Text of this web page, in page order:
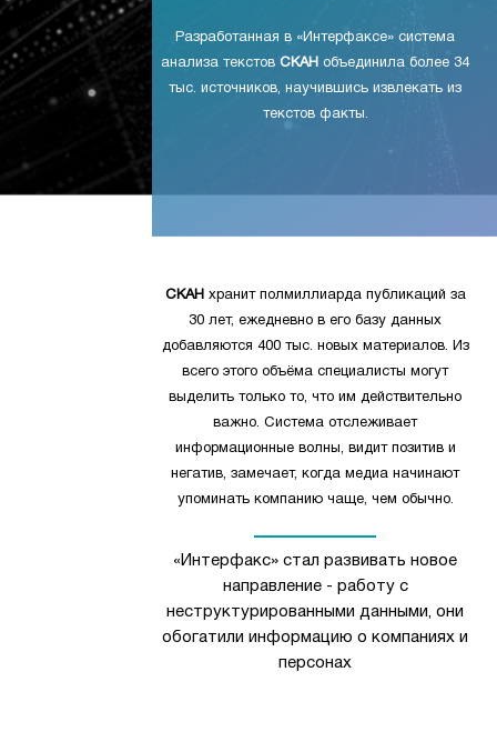
Разработанная в «Интерфаксе» система
анализа текстов СКАН объединила более 34
тыс. источников, научившись извлекать из
текстов факты.
СКАН хранит полмиллиарда публикаций за
30 лет, ежедневно в его базу данных
добавляются 400 тыс. новых материалов. Из
всего этого объёма специалисты могут
выделить только то, что им действительно
важно. Система отслеживает
информационные волны, видит позитив и
негатив, замечает, когда медиа начинают
упоминать компанию чаще, чем обычно.
«Интерфакс» стал развивать новое
направление - работу с
неструктурированными данными, они
обогатили информацию о компаниях и
персонах